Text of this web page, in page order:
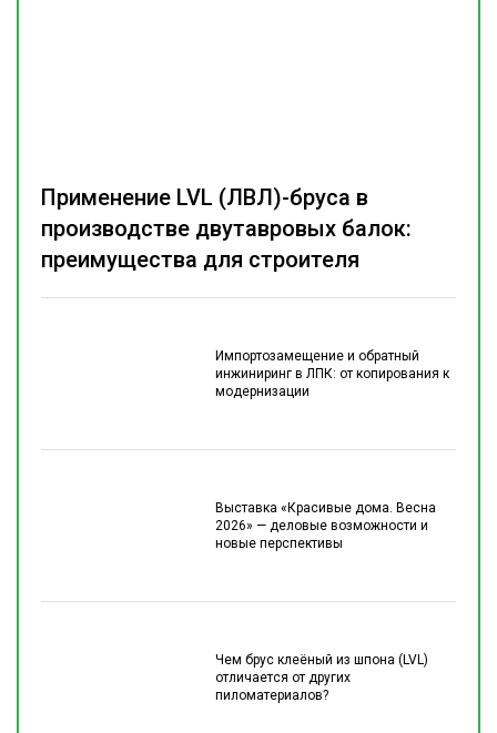
Импортозамещение и обратный
инжиниринг в ЛПК: от копирования к
модернизации
Выставка «Красивые дома. Весна
2026» — деловые возможности и
новые перспективы
Чем брус клеёный из шпона (LVL)
отличается от других
пиломатериалов?
Применение LVL (ЛВЛ)-бруса в
производстве двутавровых балок:
преимущества для строителя